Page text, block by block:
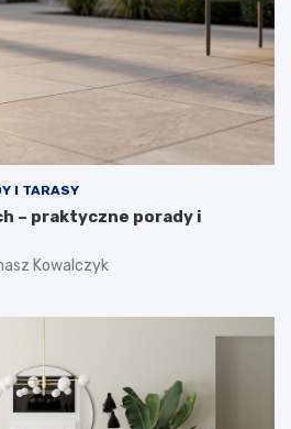
I TARASY
– praktyczne porady i
Kowalczyk